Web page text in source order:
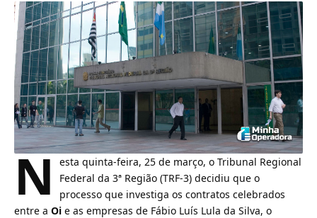
N esta quinta-feira, 25 de março, o Tribunal Regional
Federal da 3ª Região (TRF-3) decidiu que o
processo que investiga os contratos celebrados
entre a Oi e as empresas de Fábio Luís Lula da Silva, o